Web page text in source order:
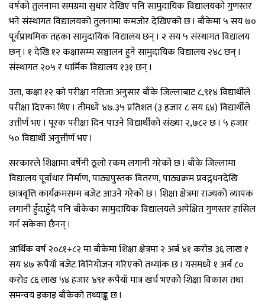
वर्षको तुलनामा समग्रमा सुधार देखिए पनि सामुदायिक विद्यालयको गुणस्तर
भने संस्थागत विद्यालयको तुलनामा कमजोर देखिएको छ । बाँकेमा ५ सय ७०
पूर्वप्राथमिक तहका सामुदायिक विद्यालय छन् । २ सय ५ संस्थागत विद्यालय
छन् । १ देखि १२ कक्षासम्म सञ्चालन हुने सामुदायिक विद्यालय २४८ छन् ।
संस्थागत २०५ र धार्मिक विद्यालय १३१ छन् ।
उता, कक्षा १२ को परीक्षा नतिजा अनुसार बाँके जिल्लाबाट ८,९१४ विद्यार्थीले
परीक्षा दिएका थिए । तीमध्ये ४७.३५ प्रतिशत (३ हजार ८ सय ६४) विद्यार्थीले
उत्तीर्ण भए । पूरक परीक्षा दिन पाउने विद्यार्थीको संख्या २,७८२ छ । ५ हजार
५० विद्यार्थी अनुत्तीर्ण भए ।
सरकारले शिक्षामा वर्षेनी ठूलो रकम लगानी गरेको छ । बाँके जिल्लामा
विद्यालय पूर्वाधार निर्माण, पाठ्यपुस्तक वितरण, पाठ्यक्रम प्रवद्र्धनदेखि
छात्रवृत्ति कार्यक्रमसम्म बजेट आउने गरेको छ । शिक्षा क्षेत्रमा राज्यको व्यापक
लगानी हुँदाहुँदै पनि बाँकेका सामुदायिक विद्यालयले अपेक्षित गुणस्तर हासिल
गर्न सकेका छैनन् ।
आर्थिक वर्ष २०८१÷८२ मा बाँकेमा शिक्षा क्षेत्रमा २ अर्ब ४१ करोड ३६ लाख १
सय ४७ रूपैयाँ बजेट विनियोजन गरिएको तथ्यांक छ । यसमध्ये १ अर्ब ८०
करोड ८६ लाख ५४ हजार ४९१ रूपैयाँ मात्र खर्च भएकोे शिक्षा विकास तथा
समन्वय इकाइ बाँकेको तथ्याङ्क छ ।